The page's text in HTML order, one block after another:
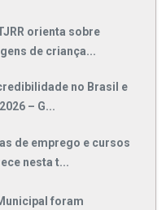
orienta sobre
de criança...
no Brasil e
– G...
de emprego e cursos
nesta t...
foram